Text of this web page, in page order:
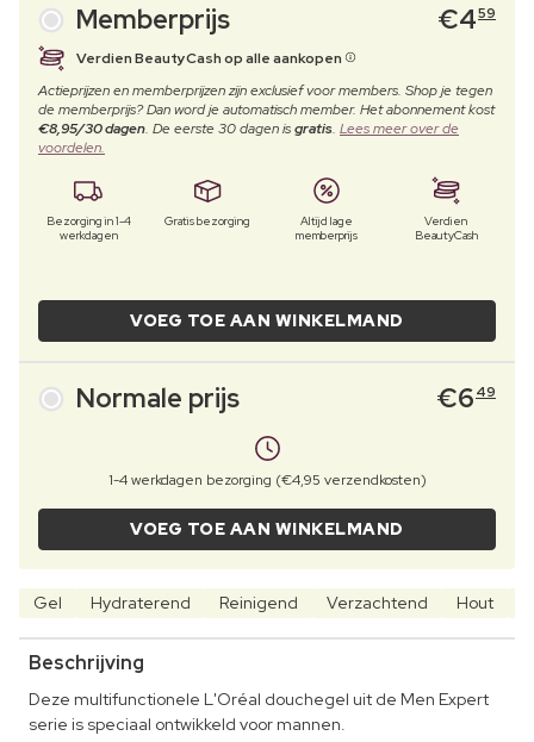
Memberprijs €459
Verdien BeautyCash op alle aankopen
Actieprijzen en memberprijzen zijn exclusief voor members. Shop je tegen
de memberprijs? Dan word je automatisch member. Het abonnement kost
€8,95/30 dagen. De eerste 30 dagen isgratis. Lees meer over de
voordelen.
Bezorging in 1-4
werkdagen
Gratis bezorging
Altijd lage
memberprijs
Verdien
BeautyCash
VOEG TOE AAN WINKELMAND
Normale prijs €6 49
1-4 werkdagen bezorging (€4,95 verzendkosten)
VOEG TOE AAN WINKELMAND
Gel Hydraterend Reinigend Verzachtend Hout
Beschrijving
Deze multifunctionele L'Oréal douchegel uit de Men Expert
serie is speciaal ontwikkeld voor mannen.